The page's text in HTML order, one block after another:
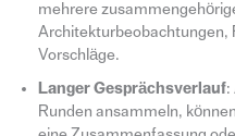
mehrere
Architekturbeobachtungen,
Vorschläge.
Langer Gesprächsverlauf:
Runden ansammeln,